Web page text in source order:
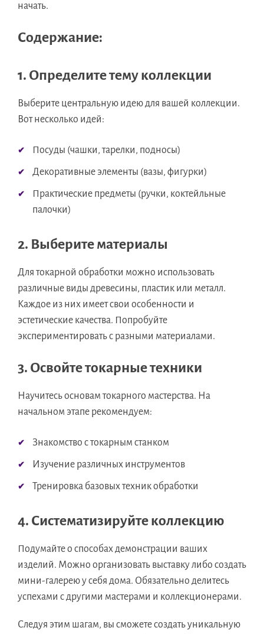
начать.
Содержание:
1. Определите тему коллекции
Выберите центральную идею для вашей коллекции.
Вот несколько идей:
Посуды (чашки, тарелки, подносы)
Декоративные элементы (вазы, фигурки)
Практические предметы (ручки, коктейльные
палочки)
2. Выберите материалы
Для токарной обработки можно использовать
различные виды древесины, пластик или металл.
Каждое из них имеет свои особенности и
эстетические качества. Попробуйте
экспериментировать с разными материалами.
3. Освойте токарные техники
Научитесь основам токарного мастерства. На
начальном этапе рекомендуем:
Знакомство с токарным станком
Изучение различных инструментов
Тренировка базовых техник обработки
4. Систематизируйте коллекцию
Подумайте о способах демонстрации ваших
изделий. Можно организовать выставку либо создать
мини-галерею у себя дома. Обязательно делитесь
успехами с другими мастерами и коллекционерами.
Следуя этим шагам, вы сможете создать уникальную